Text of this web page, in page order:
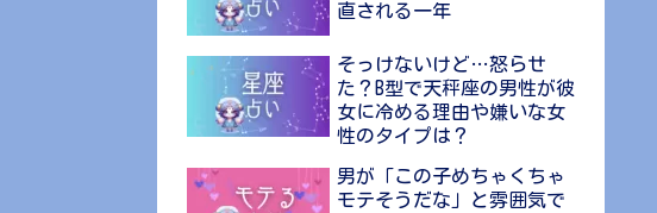
直される一年
そっけないけど…怒らせ
た？B型で天秤座の男性が彼
女に冷める理由や嫌いな女
性のタイプは？
男が「この子めちゃくちゃ
モテそうだな」と雰囲気で